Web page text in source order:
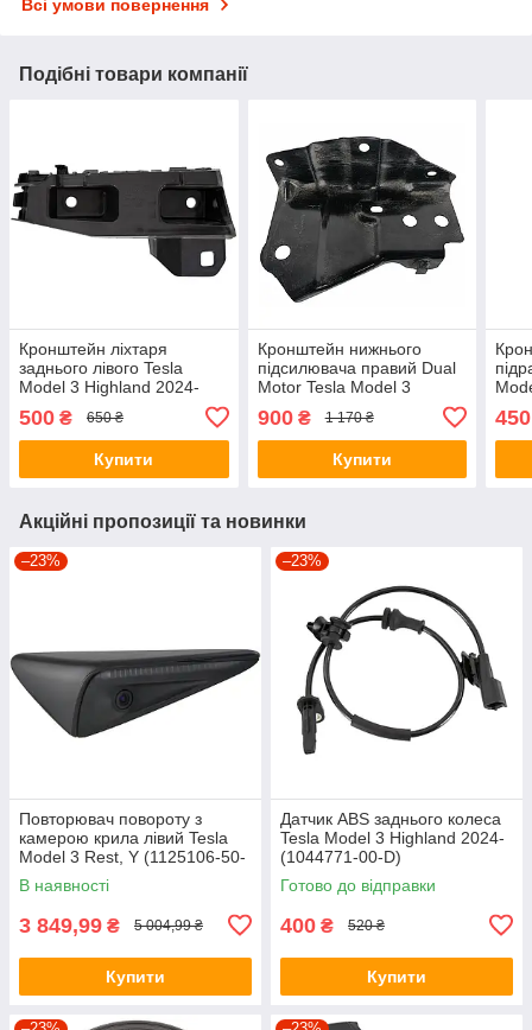
Всі умови повернення
Подібні товари компанії
Кронштейн ліхтаря
заднього лівого Tesla
Model 3 Highland 2024-
500 ₴ 650 ₴
Купити
Кронштейн нижнього
підсилювача правий Dual
Motor Tesla Model 3
Highland 2024 (1694451-
00-D) (б/в)
900₴ 1 170 ₴
Купити
б/в)
450
Акційні пропозиції та новинки
–23%
Повторювач повороту з
камерою крила лівий Tesla
Model 3 Rest, Y (1125106-50-
J) (Оригінал, Б/У)
В наявності
3 849,99 ₴ 5 004,99 ₴
Купити
–23%
Датчик ABS заднього колеса
Tesla Model 3 Highland 2024-
(1044771-00-D)
Готово до відправки
400 ₴ 520 ₴
Купити